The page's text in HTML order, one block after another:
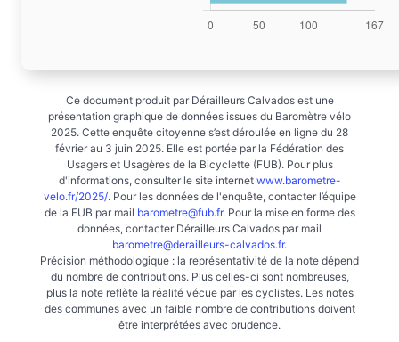
Ce document produit par Dérailleurs Calvados est une
présentation graphique de données issues du Baromètre vélo
2025. Cette enquête citoyenne s’est déroulée en ligne du 28
février au 3 juin 2025. Elle est portée par la Fédération des
Usagers et Usagères de la Bicyclette (FUB). Pour plus
d'informations, consulter le site internet www.barometre-
velo.fr/2025/. Pour les données de l'enquête, contacter l’équipe
de la FUB par mail barometre@fub.fr. Pour la mise en forme des
données, contacter Dérailleurs Calvados par mail
barometre@derailleurs-calvados.fr.
Précision méthodologique : la représentativité de la note dépend
du nombre de contributions. Plus celles-ci sont nombreuses,
plus la note reflète la réalité vécue par les cyclistes. Les notes
des communes avec un faible nombre de contributions doivent
être interprétées avec prudence.